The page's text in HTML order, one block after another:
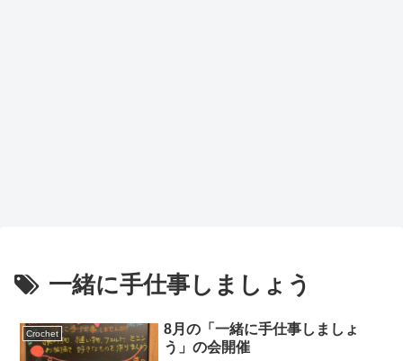
一緒に手仕事しましょう
Crochet
8月の「一緒に手仕事しましょ
う」の会開催